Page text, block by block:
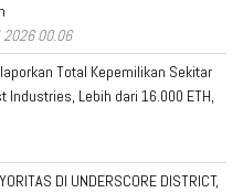
2026 00.06
Total Kepemilikan Sekitar
Industries, Lebih dari 16.000 ETH,
DI UNDERSCORE DISTRICT,